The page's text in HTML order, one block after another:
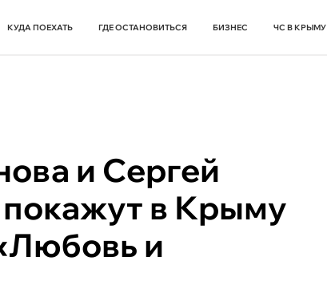
КУДА ПОЕХАТЬ ГДЕ ОСТАНОВИТЬСЯ БИЗНЕС ЧС В КРЫМУ
и Сергей
в Крыму
и